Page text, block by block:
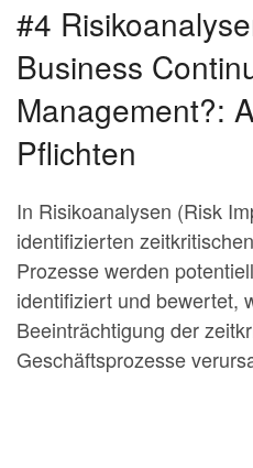
#4
Business
Management?:
Pflichten
In Risikoanalysen (Risk
identifizierten
Prozesse werden
identifiziert und bewertet,
Beeinträchtigung der
Geschäftsprozesse